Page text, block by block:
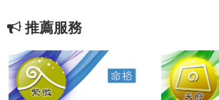
推薦服務